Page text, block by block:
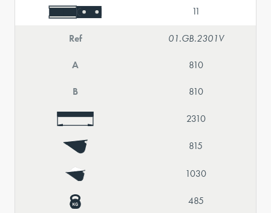
11
Ref 01.GB.2301V
A 810
B 810
2310
815
1030
485